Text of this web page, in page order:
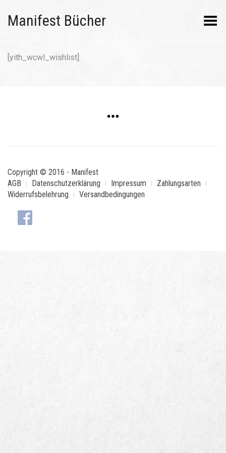
Manifest Bücher Menü umschalten
[yith_wcwl_wishlist]
Copyright © 2016 - Manifest
AGB
Datenschutzerklärung Impressum
Zahlungsarten
Widerrufsbelehrung
Versandbedingungen